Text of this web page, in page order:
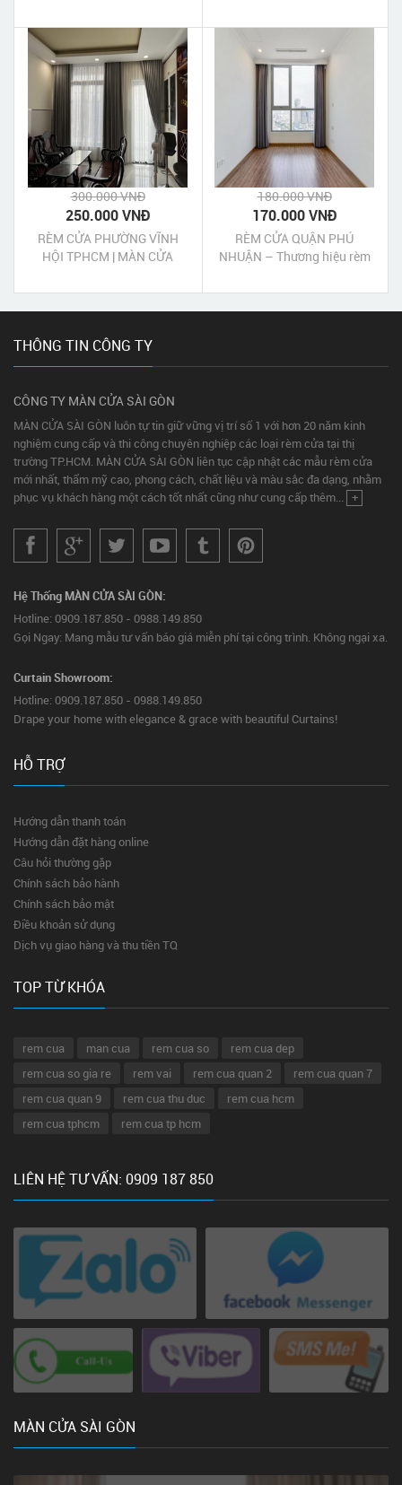
300.000 VNĐ
250.000 VNĐ
RÈM CỬA PHƯỜNG VĨNH
HỘI TPHCM | MÀN CỬA
180.000 VNĐ
170.000 VNĐ
RÈM CỬA QUẬN PHÚ
NHUẬN – Thương hiệu rèm
THÔNG TIN CÔNG TY
CÔNG TY MÀN CỬA SÀI GÒN
MÀN CỬA SÀI GÒN luôn tự tin giữ vững vị trí số 1 với hơn 20 năm kinh
nghiệm cung cấp và thi công chuyên nghiệp các loại rèm cửa tại thị
trường TP.HCM. MÀN CỬA SÀI GÒN liên tục cập nhật các mẫu rèm cửa
mới nhất, thẩm mỹ cao, phong cách, chất liệu và màu sắc đa dạng, nhằm
phục vụ khách hàng một cách tốt nhất cũng như cung cấp thêm... +
Hệ Thống MÀN CỬA SÀI GÒN:
Hotline: 0909.187.850 - 0988.149.850
Gọi Ngay: Mang mẫu tư vấn báo giá miễn phí tại công trình. Không ngại xa.
Curtain Showroom:
Hotline: 0909.187.850 - 0988.149.850
Drape your home with elegance & grace with beautiful Curtains!
HỖ TRỢ
Hướng dẫn thanh toán
Hướng dẫn đặt hàng online
Câu hỏi thường gặp
Chính sách bảo hành
Chính sách bảo mật
Điều khoản sử dụng
Dịch vụ giao hàng và thu tiền TQ
TOP TỪ KHÓA
rem cua man cua rem cua so
rem cua dep
rem cua so gia re
rem vai rem cua quan 2
rem cua quan 7
rem cua quan 9
rem cua thu duc
rem cua hcm
rem cua tphcm
rem cua tp hcm
LIÊN HỆ TƯ VẤN: 0909 187 850
MÀN CỬA SÀI GÒN